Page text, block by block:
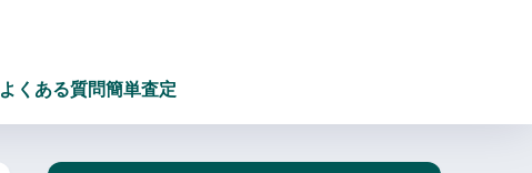
よくある質問簡単査定